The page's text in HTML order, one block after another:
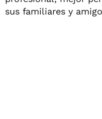
sus familiares y